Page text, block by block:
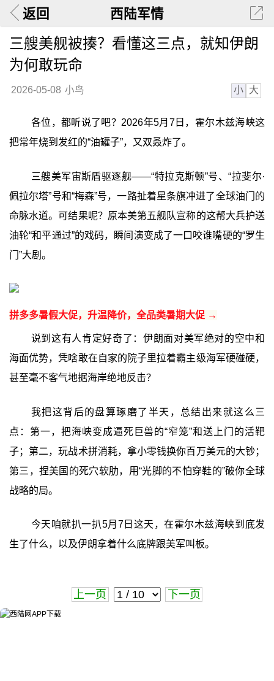
返回 西陆军情
三艘美舰被揍？看懂这三点，就知伊朗
为何敢玩命
2026-05-08 小鸟 小 大
各位，都听说了吧？2026年5月7日，霍尔木兹海峡这
把常年烧到发红的“油罐子”，又双叒炸了。
三艘美军宙斯盾驱逐舰——“特拉克斯顿”号、“拉斐尔·
佩拉尔塔”号和“梅森”号，一路扯着星条旗冲进了全球油门的
命脉水道。可结果呢？原本美第五舰队宣称的这帮大兵护送
油轮“和平通过”的戏码，瞬间演变成了一口咬谁嘴硬的“罗生
门”大剧。
拼多多暑假大促，升温降价，全品类暑期大促 →
说到这有人肯定好奇了：伊朗面对美军绝对的空中和
海面优势，凭啥敢在自家的院子里拉着霸主级海军硬碰硬，
甚至毫不客气地据海岸绝地反击？
我把这背后的盘算琢磨了半天，总结出来就这么三
点：第一，把海峡变成逼死巨兽的“窄笼”和送上门的活靶
子；第二，玩战术拼消耗，拿小零钱换你百万美元的大钞；
第三，捏美国的死穴软肋，用“光脚的不怕穿鞋的”破你全球
战略的局。
今天咱就扒一扒5月7日这天，在霍尔木兹海峡到底发
生了什么，以及伊朗拿着什么底牌跟美军叫板。
上一页 下一页